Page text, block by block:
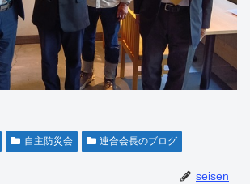
自主防災会 連合会長のブログ
seisen